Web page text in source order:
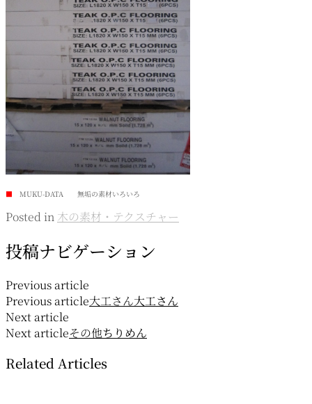
■ MUKU-DATA 無垢の素材いろいろ
Posted in 木の素材・テクスチャー
投稿ナビゲーション
Previous article
Previous article大工さん大工さん
Next article
Next articleその他ちりめん
Related Articles